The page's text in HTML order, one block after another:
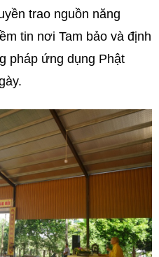
trao nguồn năng
tin nơi Tam bảo và định
pháp ứng dụng Phật